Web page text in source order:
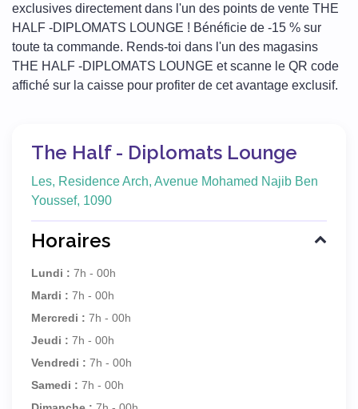
exclusives directement dans l'un des points de vente THE
HALF -DIPLOMATS LOUNGE ! Bénéficie de -15 % sur
toute ta commande. Rends-toi dans l'un des magasins
THE HALF -DIPLOMATS LOUNGE et scanne le QR code
affiché sur la caisse pour profiter de cet avantage exclusif.
The Half - Diplomats Lounge
Les, Residence Arch, Avenue Mohamed Najib Ben
Youssef, 1090
Horaires
Lundi : 7h - 00h
Mardi : 7h - 00h
Mercredi : 7h - 00h
Jeudi : 7h - 00h
Vendredi : 7h - 00h
Samedi : 7h - 00h